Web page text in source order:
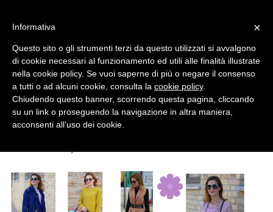
FRIDAY, APRIL 01, 2016
×
Informativa
Questo sito o gli strumenti terzi da questo utilizzati si avvalgono
di cookie necessari al funzionamento ed utili alle finalità illustrate
nella cookie policy. Se vuoi saperne di più o negare il consenso
a tutti o ad alcuni cookie, consulta la cookie policy.
Chiudendo questo banner, scorrendo questa pagina, cliccando
su un link o proseguendo la navigazione in altra maniera,
acconsenti all’uso dei cookie.